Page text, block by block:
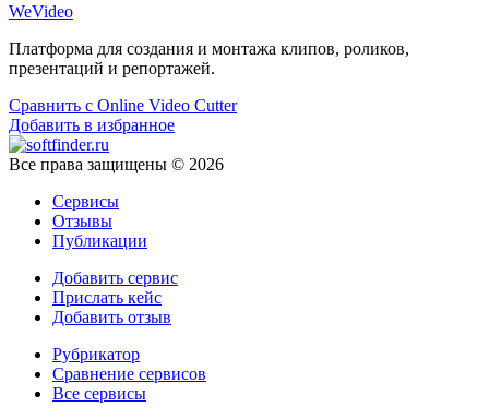
WeVideo
Платформа для создания и монтажа клипов, роликов,
презентаций и репортажей.
Сравнить с Online Video Cutter
Добавить в избранное
Все права защищены © 2026
Сервисы
Отзывы
Публикации
Добавить сервис
Прислать кейс
Добавить отзыв
Рубрикатор
Сравнение сервисов
Все сервисы